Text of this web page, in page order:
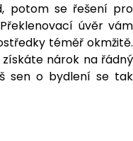
potom se řešení pro
úvěr vám
téměř okmžitě.
nárok na řádný
sen o bydlení se tak